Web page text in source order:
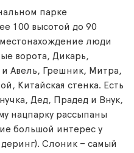
парке
100 высотой до 90
люди
ворота, Дикарь,
Авель, Грешник, Митра,
Китайская стенка. Есть
Дед, Прадед и Внук,
нацпарку рассыпаны
большой интерес у
Слоник – самый